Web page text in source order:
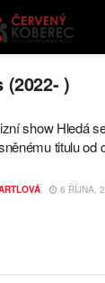
(2022- )
show Hledá
titulu od
6 ŘÍJNA,